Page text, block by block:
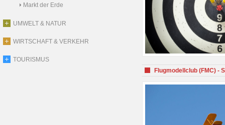
Markt der Erde
UMWELT & NATUR
WIRTSCHAFT & VERKEHR
TOURISMUS
Flugmodellclub (FMC) -